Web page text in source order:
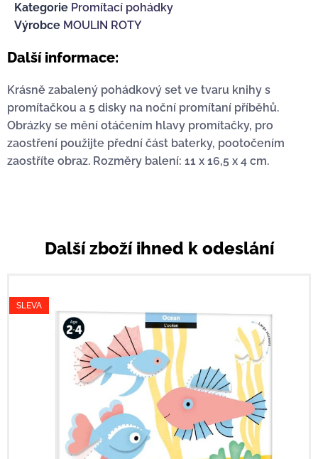
Kategorie Promítací pohádky
Výrobce MOULIN ROTY
Další informace:
Krásně zabalený pohádkový set ve tvaru knihy s
promítačkou a 5 disky na noční promítaní příběhů.
Obrázky se mění otáčením hlavy promítačky, pro
zaostření použijte přední část baterky, pootočením
zaostříte obraz. Rozměry balení: 11 x 16,5 x 4 cm.
Další zboží ihned k odeslání
SLEVA